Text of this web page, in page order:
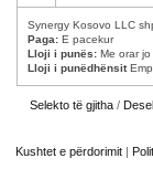
Synergy Kosovo LLC
Paga: E pacekur
Lloji i punës: Me orar
Lloji i punëdhënsit
Selekto të gjitha /
Kushtet e përdorimit |